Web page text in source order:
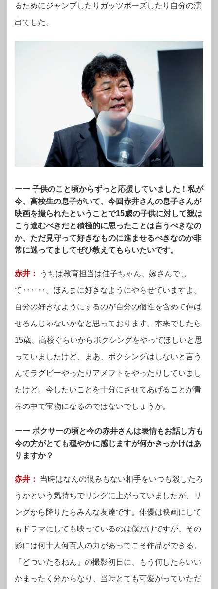
るためにジャンプしたりガッツポーズしたり自分の演
出でした。
ーー 子供のこと頃からずっと応援していました！私が
今、高校生の息子がいて、今回赤井さんの息子さんが
映画を撮られたということで15歳の子供に対して親は
こう進むべきだと積極的に思ったことは言うべきなの
か、ただ見守って好きなものに進ませるべきなのか非
常に迷ってましてぜひ教えてもらいたいです。
赤井：
うちは教育担当は佳子ちゃん、嫁さんでし
て‥‥‥。 ほんまに好きなようにやらせていますよ。
自分の好きなようにするのが自分の個性を含めて伸ば
せるんじゃないかなと思っております。本来でしたら
15歳、高校ぐらいからボクシングをやってほしいと思
っていましたけど、まあ、ボクシングはしないと言う
んでラグビーやったりアメフトをやったりしていまし
たけど。今したいことを十分にさせてあげることが青
春の中で宝物になるのではないでしょうか。
ーー ボクサーの頃と今の赤井さんは表情もお話し方も
今の方がとても穏やかに感じますが何かきっかけはあ
りますか？
赤井：
当時はなんの恨みもない相手をいつも殺したろ
うかという気持ちでリングに上がっていましたが、リ
ングから降りたらみんな友達です。 俳優は映画にして
もドラマにしても映っているのは僕だけですが、その
影には何十人何百人の力があってこそ作品ができる。
『どついたるねん』の撮影初日に、もう何したらいい
かまったく分からなり、当時とても可愛がっていただ